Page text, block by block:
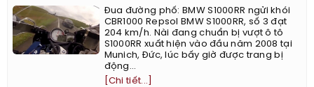
Đua đường phố: BMW S1000RR ngửi khói
CBR1000 Repsol BMW S1000RR, số 3 đạt
204 km/h. Nài đang chuẩn bị vượt ô tô ​
S1000RR xuất hiện vào đầu năm 2008 tại
Munich, Đức, lúc bấy giờ được trang bị
động...
[Chi tiết...]